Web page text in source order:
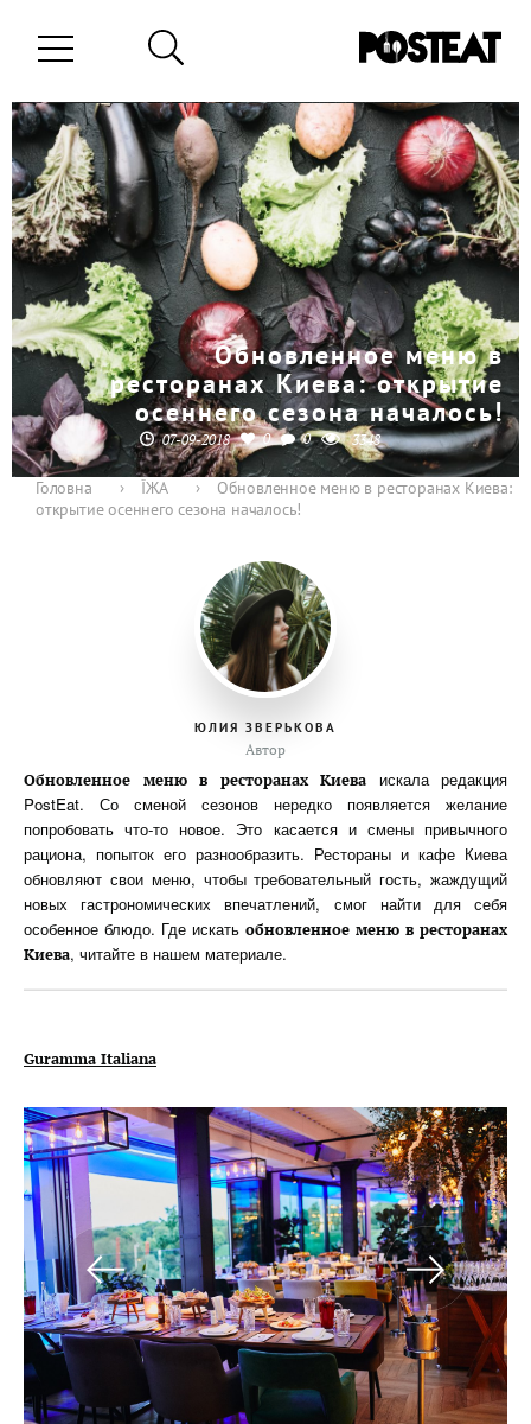
Обновленное меню в
ресторанах Киева: открытие
осеннего сезона началось!
07-09-2018 0 0 3348
Головна › ЇЖА ›
Обновленное меню в ресторанах Киева:
открытие осеннего сезона началось!
ЮЛИЯ ЗВЕРЬКОВА
Автор
Обновленное меню в ресторанах Киева искала редакция
PostEat. Со сменой сезонов нередко появляется желание
попробовать что-то новое. Это касается и смены привычного
рациона, попыток его разнообразить. Рестораны и кафе Киева
обновляют свои меню, чтобы требовательный гость, жаждущий
новых гастрономических впечатлений, смог найти для себя
особенное блюдо. Где искать обновленное меню в ресторанах
Киева, читайте в нашем материале.
Guramma Italiana